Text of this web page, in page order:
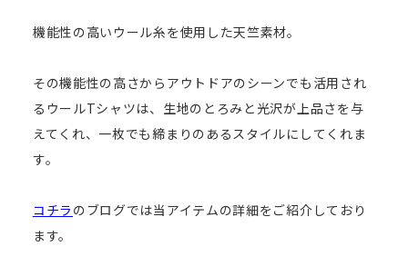
機能性の高いウール糸を使用した天竺素材。
その機能性の高さからアウトドアのシーンでも活用され
るウールTシャツは、生地のとろみと光沢が上品さを与
えてくれ、一枚でも締まりのあるスタイルにしてくれま
す。
コチラ のブログでは当アイテムの詳細をご紹介しており
ます。